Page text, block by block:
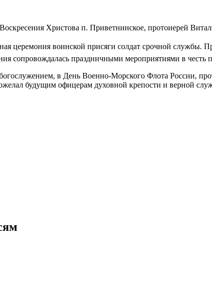
Христова п. Приветнинское, протоиерей
церемония воинской присяги солдат срочной службы.
сопровождалась праздничными мероприятиями в честь
в День Военно-Морского Флота России,
будущим офицерам духовной крепости и верной